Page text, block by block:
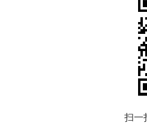
扫一